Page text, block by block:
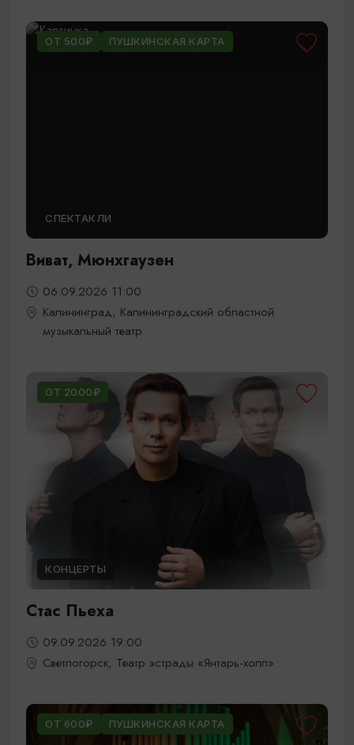
ОТ 500₽ ПУШКИНСКАЯ КАРТА
СПЕКТАКЛИ
Виват, Мюнхгаузен
06.09.2026 11:00
Калининград, Калининградский областной
музыкальный театр
ОТ 2000₽
КОНЦЕРТЫ
Стас Пьеха
09.09.2026 19:00
Светлогорск, Театр эстрады «Янтарь-холл»
ОТ 600₽ ПУШКИНСКАЯ КАРТА